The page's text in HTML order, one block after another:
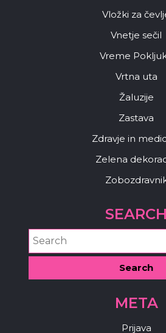
Vložki za
Vnetje sečil
Vreme
Vrtna uta
Žaluzije
Zastava
Zdravje in
Zelena
SEARCH
META
Prijava